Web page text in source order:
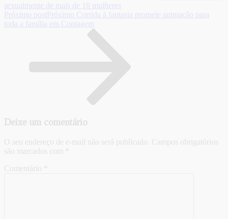
sexualmente de mais de 10 mulheres
Próximo post Próximo Corrida à fantasia promete animação para
toda a família em Contagem
Deixe um comentário
O seu endereço de e-mail não será publicado. Campos obrigatórios
são marcados com
Comentário